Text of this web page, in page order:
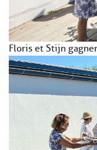
Floris et Stijn